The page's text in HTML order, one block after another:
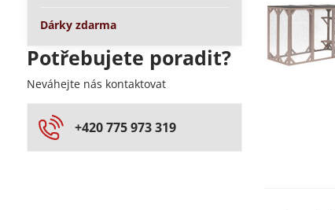
Dárky zdarma
Potřebujete poradit?
Neváhejte nás kontaktovat
+420 775 973 319